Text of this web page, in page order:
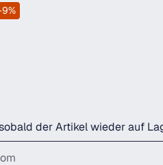
der Artikel wieder auf